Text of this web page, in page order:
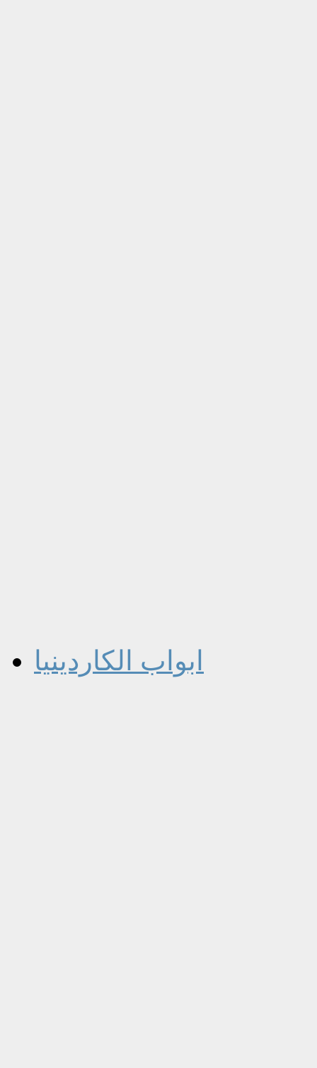
ابواب الكاردينيا